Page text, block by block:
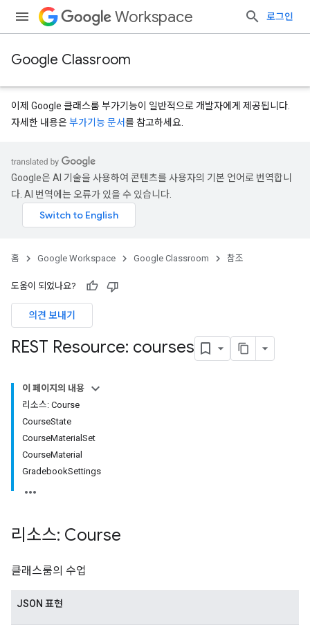
Workspace 로그인
Google Classroom
이제 Google 클래스룸 부가기능이 일반적으로 개발자에게 제공됩니다.
자세한 내용은부가기능 문서를 참고하세요.
Google은 AI 기술을 사용하여 콘텐츠를 사용자의 기본 언어로 번역합니
다. AI 번역에는 오류가 있을 수 있습니다.
홈 Google Workspace Google Classroom 참조
도움이 되었나요?
의견 보내기
REST Resource: courses
이 페이지의 내용
리소스: Course
CourseState
CourseMaterial Set
CourseMaterial
GradebookSettings
리소스: Course
클래스룸의 수업
JSON 표현